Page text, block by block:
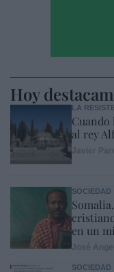
Hoy
LA
al rey
SOCIEDAD
en un
SOCIEDAD